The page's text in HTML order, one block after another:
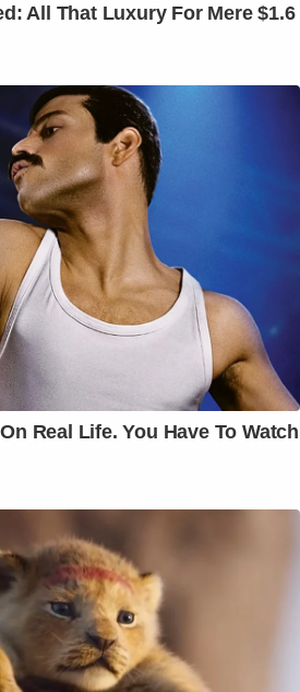
All That Luxury For Mere $1.6
Real Life. You Have To Watch